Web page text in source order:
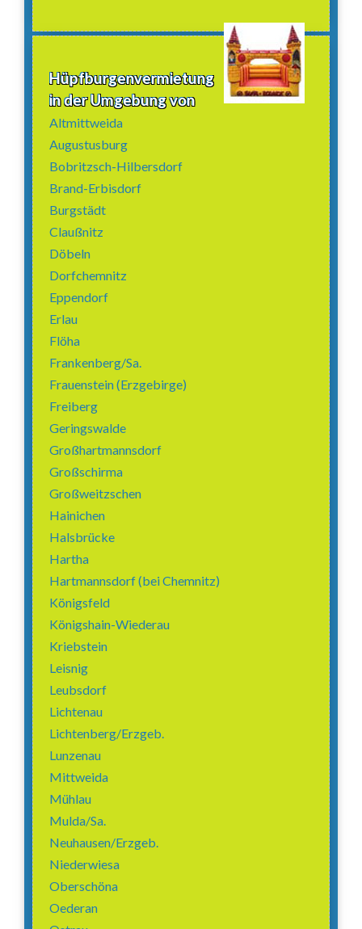
Altmittweida
Augustusburg
Bobritzsch-Hilbersdorf
Brand-Erbisdorf
Burgstädt
Claußnitz
Döbeln
Dorfchemnitz
Eppendorf
Erlau
Flöha
Frankenberg/Sa.
Frauenstein (Erzgebirge)
Freiberg
Geringswalde
Großhartmannsdorf
Großschirma
Großweitzschen
Hainichen
Halsbrücke
Hartha
Hartmannsdorf (bei Chemnitz)
Königsfeld
Königshain-Wiederau
Kriebstein
Leisnig
Leubsdorf
Lichtenau
Lichtenberg/Erzgeb.
Lunzenau
Mittweida
Mühlau
Mulda/Sa.
Neuhausen/Erzgeb.
Niederwiesa
Oberschöna
Oederan
Hüpfburgenvermietung
in der Umgebung von